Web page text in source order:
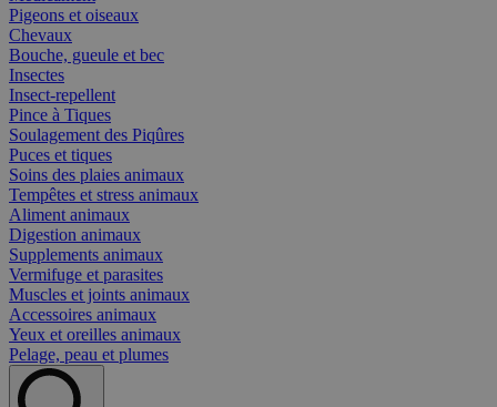
Pigeons et oiseaux
Chevaux
Bouche, gueule et bec
Insectes
Insect-repellent
Pince à Tiques
Soulagement des Piqûres
Puces et tiques
Soins des plaies animaux
Tempêtes et stress animaux
Aliment animaux
Digestion animaux
Supplements animaux
Vermifuge et parasites
Muscles et joints animaux
Accessoires animaux
Yeux et oreilles animaux
Pelage, peau et plumes